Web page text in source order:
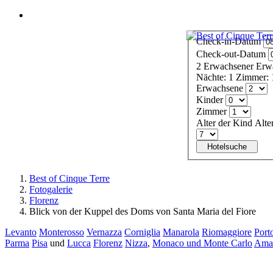
Check-in-Datum
Check-out-Datum
2 Erwachsener
Nächte: 1 Zimmer:
Erwachsene
Kinder
Zimmer
Alter der Kind
Hotelsuche
Best of Cinque Terre
Fotogalerie
Florenz
Blick von der Kuppel des Doms von Santa Maria del Fiore
Levanto Monterosso Vernazza Corniglia Manarola Riomaggiore
Parma Pisa und Lucca Florenz Nizza, Monaco und Monte Carlo